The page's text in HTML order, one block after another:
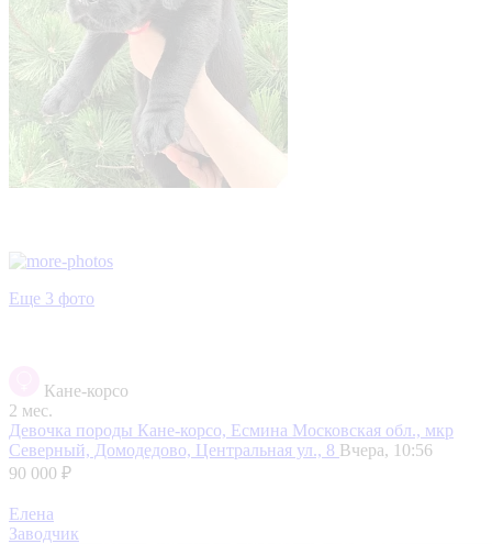
Еще 3 фото
Кане-корсо
2 мес.
Девочка породы Кане-корсо, Есмина Московская обл., мкр
Северный, Домодедово, Центральная ул., 8 Вчера, 10:56
90 000 ₽
Елена
Заводчик